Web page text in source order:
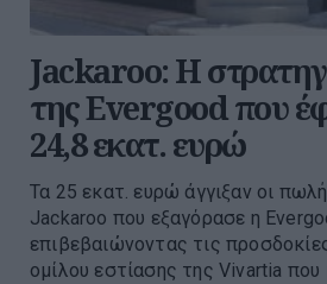
Jackaroo: Η
της Evergood που
24,8 εκατ. ευρώ
Τα 25 εκατ. ευρώ άγγιξαν οι
Jackaroo που εξαγόρασε η
επιβεβαιώνοντας τις
ομίλου εστίασης της Vivartia που